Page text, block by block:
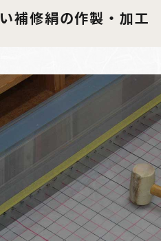
補修絹の作製・加工